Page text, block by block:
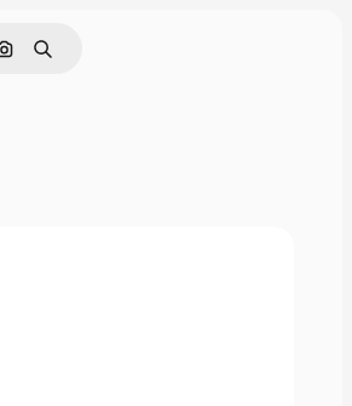
Поиск по изображению
Поиск